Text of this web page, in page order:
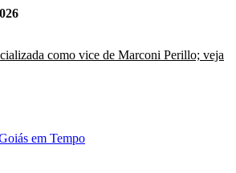
como vice de Marconi Perillo; veja